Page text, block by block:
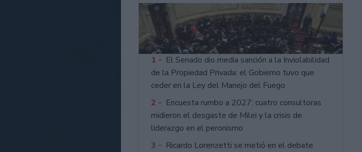
1 - El Senado dio media sanción a la Inviolabilidad
de la Propiedad Privada: el Gobierno tuvo que
ceder en la Ley del Manejo del Fuego
2 - Encuesta rumbo a 2027: cuatro consultoras
midieron el desgaste de Milei y la crisis de
liderazgo en el peronismo
3 - Ricardo Lorenzetti se metió en el debate